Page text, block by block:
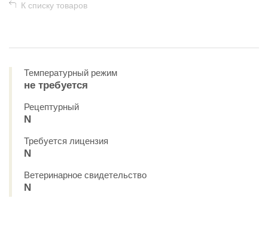
К списку товаров
Температурный режим
не требуется
Рецептурный
N
Требуется лицензия
N
Ветеринарное свидетельство
N